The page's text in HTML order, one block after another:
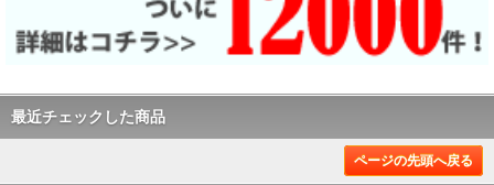
最近チェックした商品
ページの先頭へ戻る